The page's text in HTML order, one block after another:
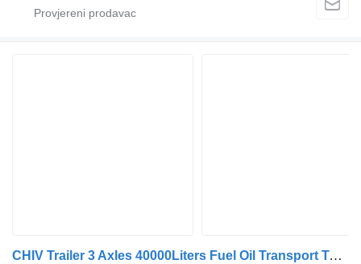
CHIV Trailer 3 Axles 40000Liters Fuel Oil Transport Tanker Trail